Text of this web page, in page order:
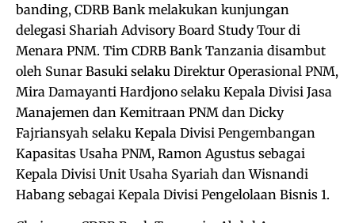
banding, CDRB Bank melakukan kunjungan
delegasi Shariah Advisory Board Study Tour di
Menara PNM. Tim CDRB Bank Tanzania disambut
oleh Sunar Basuki selaku Direktur Operasional PNM,
Mira Damayanti Hardjono selaku Kepala Divisi Jasa
Manajemen dan Kemitraan PNM dan Dicky
Fajriansyah selaku Kepala Divisi Pengembangan
Kapasitas Usaha PNM, Ramon Agustus sebagai
Kepala Divisi Unit Usaha Syariah dan Wisnandi
Habang sebagai Kepala Divisi Pengelolaan Bisnis 1.